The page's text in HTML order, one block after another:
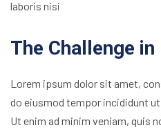
laboris nisi
The Challenge
Lorem ipsum dolor sit amet,
do eiusmod tempor incididunt
Ut enim ad minim veniam, quis